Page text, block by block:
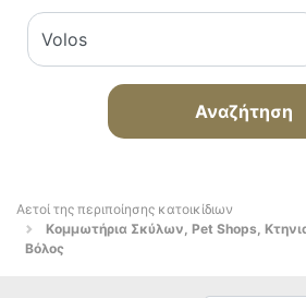
Αναζήτηση
Αετοί της περιποίησης κατοικίδιων
Κομμωτήρια Σκύλων, Pet Shops,
Βόλος